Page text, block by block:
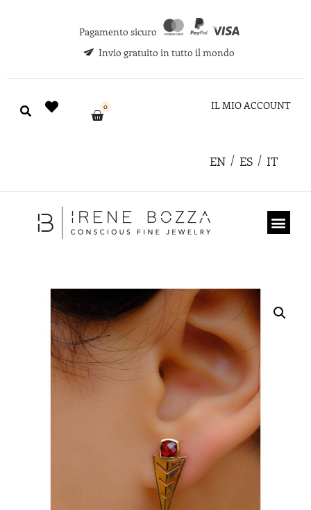
Pagamento sicuro
Invio gratuito in tutto il mondo
0 IL MIO ACCOUNT
EN ES IT